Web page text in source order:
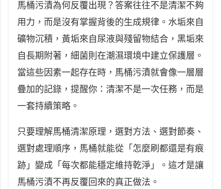
馬桶污漬為何反覆出現？答案往往不是清潔不夠
用力，而是沒有掌握背後的生成規律。水垢來自
礦物沉積，黃垢來自尿液與殘留物結合，黑垢來
自長期附著，細菌則在潮濕環境中建立保護層。
當這些因素一起存在時，馬桶污漬就會像一層層
疊加的記錄，提醒你：清潔不是一次任務，而是
一套持續策略。
只要理解馬桶清潔原理，選對方法、選對節奏、
選對處理順序，馬桶就能從「怎麼刷都還是有痕
跡」變成「每次都能穩定維持乾淨」。這才是讓
馬桶污漬不再反覆回來的真正做法。